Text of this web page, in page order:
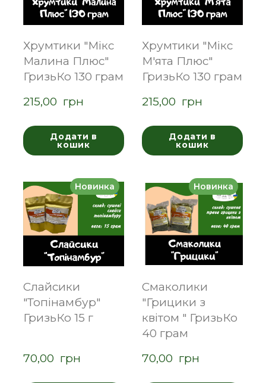
Хрумтики "Мікс
Малина Плюс"
ГризьКо 130 грам
215,00  грн
Додати в
кошик
Хрумтики "Мікс
М'ята Плюс"
ГризьКо 130 грам
215,00  грн
Додати в
кошик
Новинка
Слайсики
"Топінамбур"
ГризьКо 15 г
70,00  грн
Новинка
Смаколики
"Грицики з
квітом " ГризьКо
40 грам
70,00  грн